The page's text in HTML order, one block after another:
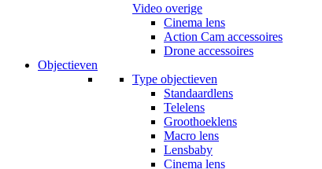
Video overige
Cinema lens
Action Cam accessoires
Drone accessoires
Objectieven
Type objectieven
Standaardlens
Telelens
Groothoeklens
Macro lens
Lensbaby
Cinema lens